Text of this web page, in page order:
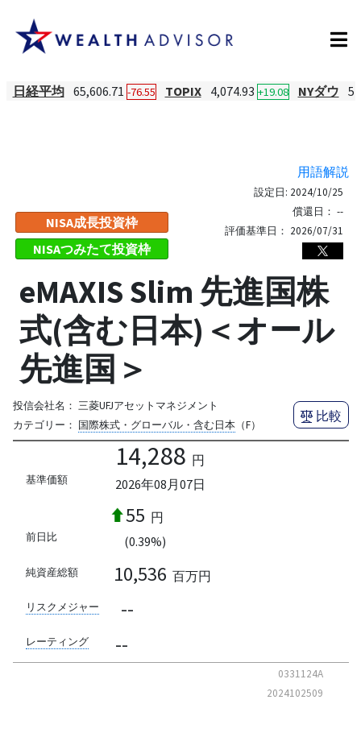
日経平均 65,606.71 -76.55 TOPIX 4,074.93 +19.08 NYダウ
用語解説
NISA成長投資枠
NISAつみたて投資枠
設定日: 2024/10/25
償還日： --
評価基準日： 2026/07/31
eMAXIS Slim 先進国株
式(含む日本)＜オール
先進国＞
投信会社名： 三菱UFJアセットマネジメント
カテゴリー： 国際株式・グローバル・含む日本（F）
比較
基準価額
14,288 円
2026年08月07日
前日比
55 円
(0.39%)
純資産総額 10,536 百万円
リスクメジャー --
レーティング --
0331124A
2024102509